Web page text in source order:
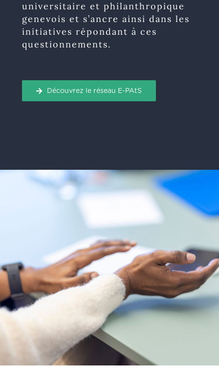
universitaire et philanthropique
genevois et s’ancre ainsi dans les
initiatives répondant à ces
questionnements.
Découvrez le réseau E-PAtS